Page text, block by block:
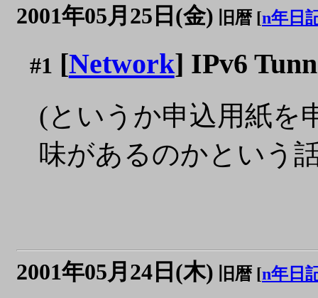
2001年05月25日(金) 旧暦 [n年日
#1 [Network] IPv6
(というか申込用紙を
味があるのかという
2001年05月24日(木) 旧暦 [n年日